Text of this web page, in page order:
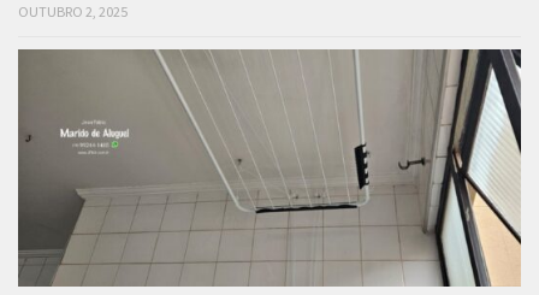
OUTUBRO 2, 2025